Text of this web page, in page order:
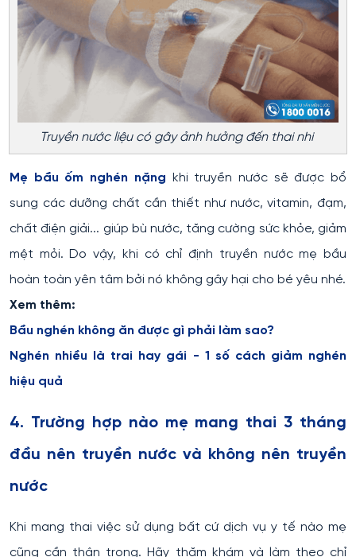
Truyền nước liệu có gây ảnh hưởng đến thai nhi
Mẹ bầu ốm nghén nặng khi truyền nước sẽ được bổ
sung các dưỡng chất cần thiết như nước, vitamin, đạm,
chất điện giải... giúp bù nước, tăng cường sức khỏe, giảm
mệt mỏi. Do vậy, khi có chỉ định truyền nước mẹ bầu
hoàn toàn yên tâm bởi nó không gây hại cho bé yêu nhé.
Xem thêm:
Bầu nghén không ăn được gì phải làm sao?
Nghén nhiều là trai hay gái - 1 số cách giảm nghén
hiệu quả
4. Trường hợp nào mẹ mang thai 3 tháng
đầu nên truyền nước và không nên truyền
nước
Khi mang thai việc sử dụng bất cứ dịch vụ y tế nào mẹ
cũng cần thận trọng. Hãy thăm khám và làm theo chỉ